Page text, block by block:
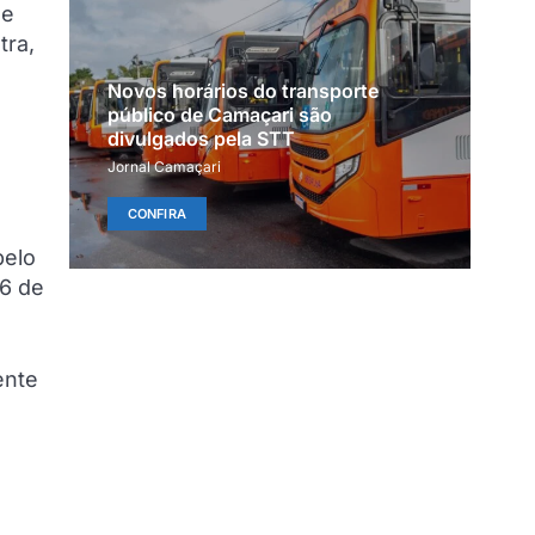
de
Novos horários do transporte
público de Camaçari são
divulgados pela STT
Jornal Camaçari
CONFIRA